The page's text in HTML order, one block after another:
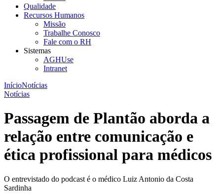
Qualidade
Recursos Humanos
Missão
Trabalhe Conosco
Fale com o RH
Sistemas
AGHUse
Intranet
InícioNotícias
Notícias
Passagem de Plantão aborda a
relação entre comunicação e
ética profissional para médicos
O entrevistado do podcast é o médico Luiz Antonio da Costa
Sardinha